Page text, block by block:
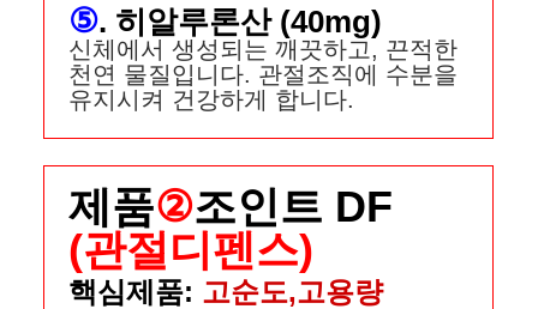
⑤. 히알루론산 (40mg)
신체에서 생성되는 깨끗하고, 끈적한
천연 물질입니다. 관절조직에 수분을
유지시켜 건강하게 합니다.
제품②조인트 DF
(관절디펜스)
핵심제품: 고순도,고용량